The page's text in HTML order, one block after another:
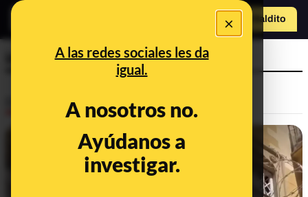
×
A las redes sociales les da
igual.
A nosotros no.
Ayúdanos a
investigar.
Hazte Maldito
inmigración